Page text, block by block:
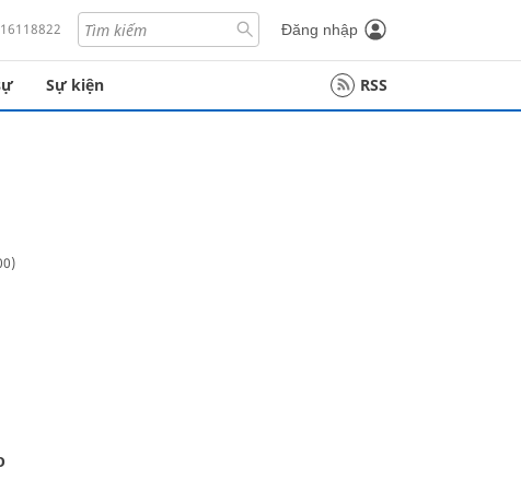
Đăng nhập
Sự kiện RSS